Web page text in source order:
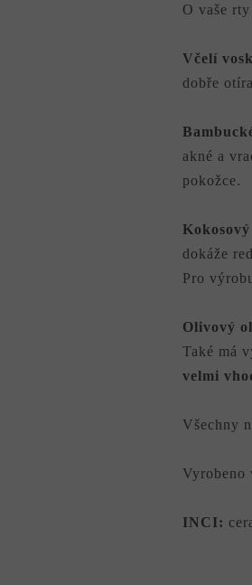
O vaše
Včelí vosk
dobře
akné a
pokožce.
dokáže
Pro
Olivový
Také má
velmi
Všechny
Vyrobeno
INCI: